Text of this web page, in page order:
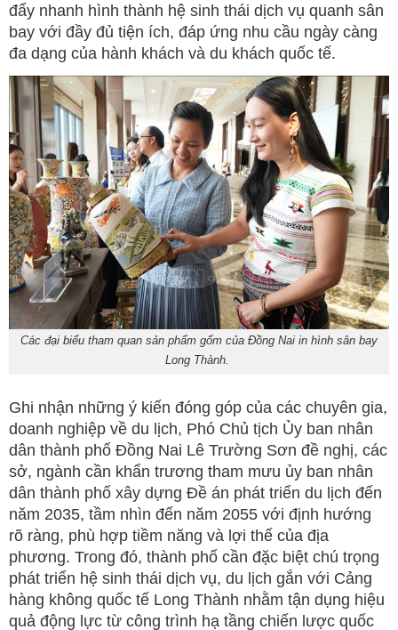
đẩy nhanh hình thành hệ sinh thái dịch vụ quanh sân
bay với đầy đủ tiện ích, đáp ứng nhu cầu ngày càng
đa dạng của hành khách và du khách quốc tế.
Các đại biểu tham quan sản phẩm gốm của Đồng Nai in hình sân bay
Long Thành.
Ghi nhận những ý kiến đóng góp của các chuyên gia,
doanh nghiệp về du lịch, Phó Chủ tịch Ủy ban nhân
dân thành phố Đồng Nai Lê Trường Sơn đề nghị, các
sở, ngành cần khẩn trương tham mưu ủy ban nhân
dân thành phố xây dựng Đề án phát triển du lịch đến
năm 2035, tầm nhìn đến năm 2055 với định hướng
rõ ràng, phù hợp tiềm năng và lợi thế của địa
phương. Trong đó, thành phố cần đặc biệt chú trọng
phát triển hệ sinh thái dịch vụ, du lịch gắn với Cảng
hàng không quốc tế Long Thành nhằm tận dụng hiệu
quả động lực từ công trình hạ tầng chiến lược quốc